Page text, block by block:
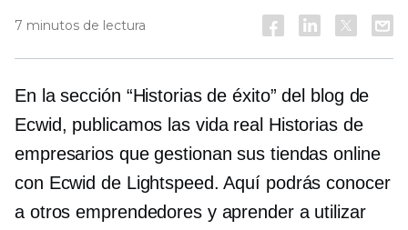
7 minutos de lectura
En la sección “Historias de éxito” del blog de
Ecwid, publicamos las vida real Historias de
empresarios que gestionan sus tiendas online
con Ecwid de Lightspeed. Aquí podrás conocer
a otros emprendedores y aprender a utilizar